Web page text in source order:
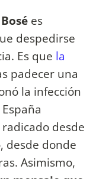
es
despedirse
Es que la
padecer una
la infección
desde
desde donde
Asimismo,